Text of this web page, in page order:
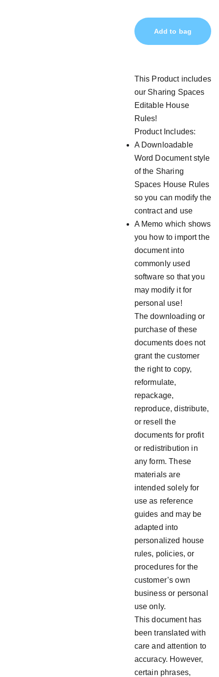
Add to bag
This Product includes
our Sharing Spaces
Editable House
Rules!
Product Includes:
A Downloadable
Word Document style
of the Sharing
Spaces House Rules
so you can modify the
contract and use
A Memo which shows
you how to import the
document into
commonly used
software so that you
may modify it for
personal use!
The downloading or
purchase of these
documents does not
grant the customer
the right to copy,
reformulate,
repackage,
reproduce, distribute,
or resell the
documents for profit
or redistribution in
any form. These
materials are
intended solely for
use as reference
guides and may be
adapted into
personalized house
rules, policies, or
procedures for the
customer’s own
business or personal
use only.
This document has
been translated with
care and attention to
accuracy. However,
certain phrases,